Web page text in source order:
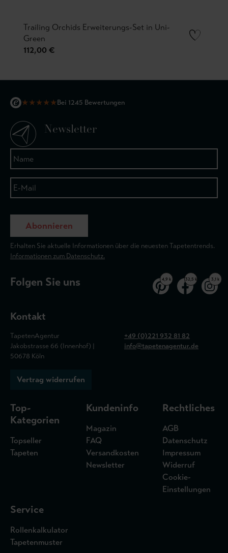
Trailing Orchids Erweiterungs-Set in Uni-
Green
112,00 €
★★★★★Bei 1245 Bewertungen
Newsletter
Abonnieren
Erhalten Sie aktuelle Informationen über die neuesten Tapetentrends.
Informationen zum Datenschutz.
Folgen Sie uns 4,9 k 32,5 k 3,1 k
Kontakt
TapetenAgentur
Jakobstrasse 66 (Innenhof) |
50678 Köln
+49 (0)221 932 81 82
info@tapetenagentur.de
Vertrag widerrufen
Top-
Kategorien
Topseller
Tapeten
Kundeninfo
Magazin
FAQ
Versandkosten
Newsletter
Rechtliches
AGB
Datenschutz
Impressum
Widerruf
Cookie-
Einstellungen
Service
Rollenkalkulator
Tapetenmuster